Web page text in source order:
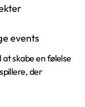
events
skabe en følelse
der